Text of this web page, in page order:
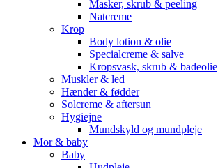
Masker, skrub & peeling
Natcreme
Krop
Body lotion & olie
Specialcreme & salve
Kropsvask, skrub & badeolie
Muskler & led
Hænder & fødder
Solcreme & aftersun
Hygiejne
Mundskyld og mundpleje
Mor & baby
Baby